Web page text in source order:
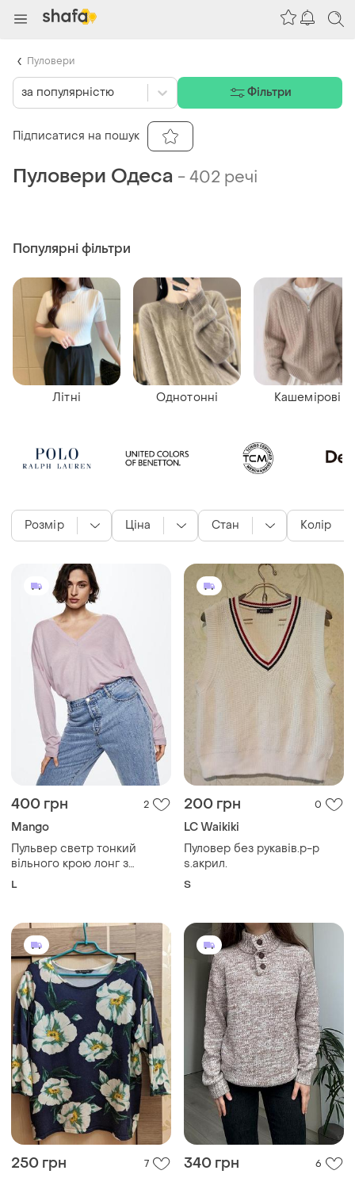
Пуловери Одеса -402 речі
400 грн 2
Mango
Пульвер светр тонкий
вільного крою лонг з
кашеміром пуловер кофта
L
200 грн 0
LC Waikiki
Пуловер без рукавів.р-р
s.акрил.
S
250 грн 7 340 грн 6
Популярні фільтри
Літні Однотонні Кашемірові
Розмір Ціна Стан Колір
за популярністю Фільтри
Підписатися на пошук
Пуловери